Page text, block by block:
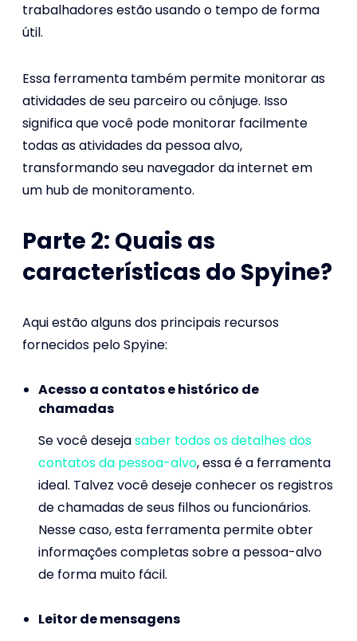
trabalhadores estão usando o tempo de forma
útil.
Essa ferramenta também permite monitorar as
atividades de seu parceiro ou cônjuge. Isso
significa que você pode monitorar facilmente
todas as atividades da pessoa alvo,
transformando seu navegador da internet em
um hub de monitoramento.
Parte 2: Quais as
características do Spyine?
Aqui estão alguns dos principais recursos
fornecidos pelo Spyine:
Acesso a contatos e histórico de
chamadas
Se você desejasaber todos os detalhes dos
contatos da pessoa-alvo, essa é a ferramenta
ideal. Talvez você deseje conhecer os registros
de chamadas de seus filhos ou funcionários.
Nesse caso, esta ferramenta permite obter
informações completas sobre a pessoa-alvo
de forma muito fácil.
Leitor de mensagens